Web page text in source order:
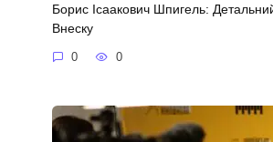
Борис Ісаакович Шпигель:
Внеску
0 0